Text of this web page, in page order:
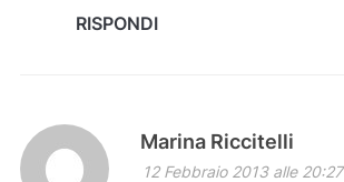
RISPONDI
Marina Riccitelli
12 Febbraio 2013 alle 20:27